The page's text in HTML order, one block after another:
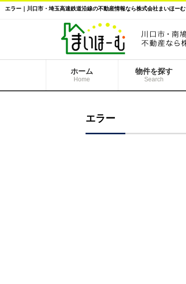
エラー｜川口市・埼玉高速鉄道沿線の不動産情報なら株式会社まいほーむ
ホーム
Home
物件を探す
Search
エラー